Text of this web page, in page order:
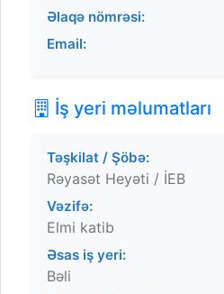
Əlaqə nömrəsi:
Email:
İş yeri məlumatları
Təşkilat / Şöbə:
Rəyasət Heyəti / İEB
Vəzifə:
Elmi katib
Əsas iş yeri:
Bəli